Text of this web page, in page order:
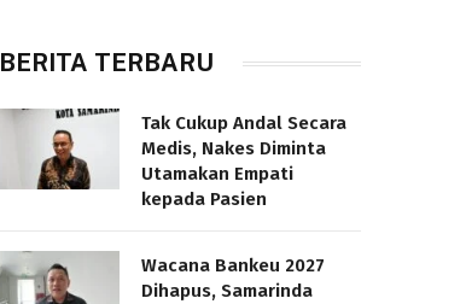
BERITA TERBARU
Tak Cukup Andal Secara
Medis, Nakes Diminta
Utamakan Empati
kepada Pasien
Wacana Bankeu 2027
Dihapus, Samarinda